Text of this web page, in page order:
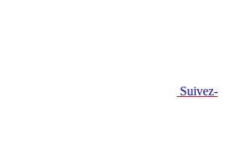
Suivez-